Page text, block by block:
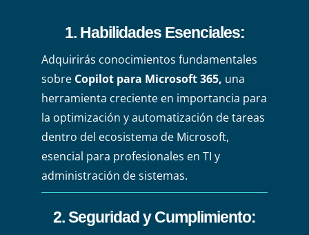
1. Habilidades Esenciales:
Adquirirás conocimientos fundamentales
sobre Copilot para Microsoft 365, una
herramienta creciente en importancia para
la optimización y automatización de tareas
dentro del ecosistema de Microsoft,
esencial para profesionales en TI y
administración de sistemas.
2. Seguridad y Cumplimiento: